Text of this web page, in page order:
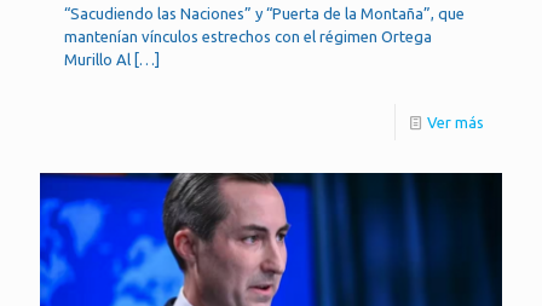
“Sacudiendo las Naciones” y “Puerta de la Montaña”, que
mantenían vínculos estrechos con el régimen Ortega
Murillo Al […]
Ver más